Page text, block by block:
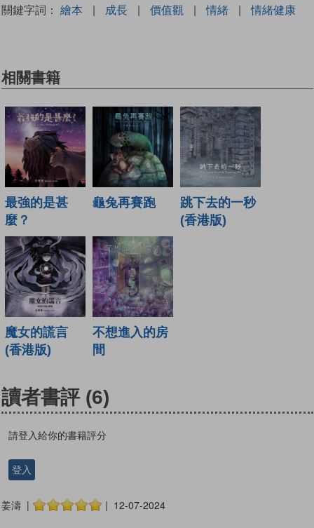
關鍵字詞： 繪本 | 成長 | 價值觀 | 情緒 | 情緒健康
相關書籍
最強的是甚
麼？
龜兔再賽跑
跳下去的一秒
(香港版)
魔女的謊言
(香港版)
不想進入的房
間
讀者書評 (6)
請登入給你的書籍評分
登入
姜濤 | | 12-07-2024